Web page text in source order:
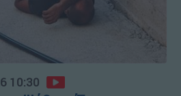
10:30